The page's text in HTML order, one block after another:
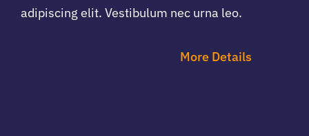
adipiscing elit. Vestibulum nec urna leo.
More Details